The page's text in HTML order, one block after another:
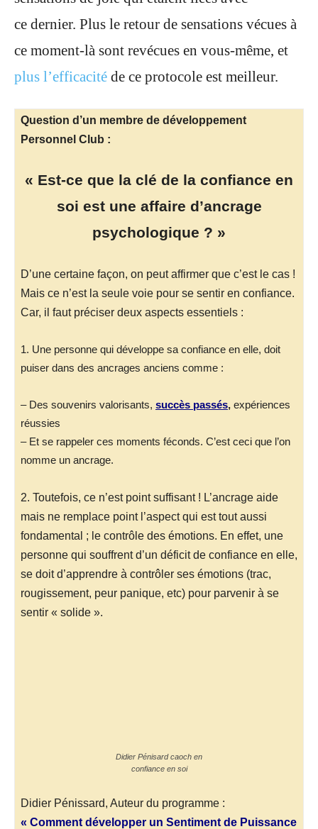
ce dernier. Plus le retour de sensations vécues à
ce moment-là sont revécues en vous-même, et
plus l’efficacité de ce protocole est meilleur.
Question d’un membre de développement
Personnel Club :
« Est-ce que la clé de la confiance en
soi est une affaire d’ancrage
psychologique ? »
D’une certaine façon, on peut affirmer que c’est le cas !
Mais ce n’est la seule voie pour se sentir en confiance.
Car, il faut préciser deux aspects essentiels :
1. Une personne qui développe sa confiance en elle, doit
puiser dans des ancrages anciens comme :
– Des souvenirs valorisants, succès passés, expériences
réussies
– Et se rappeler ces moments féconds. C’est ceci que l’on
nomme un ancrage.
2. Toutefois, ce n’est point suffisant ! L’ancrage aide
mais ne remplace point l’aspect qui est tout aussi
fondamental ; le contrôle des émotions. En effet, une
personne qui souffrent d’un déficit de confiance en elle,
se doit d’apprendre à contrôler ses émotions (trac,
rougissement, peur panique, etc) pour parvenir à se
sentir « solide ».
Didier Pénisard caoch en
confiance en soi
Didier Pénissard, Auteur du programme :
« Comment développer un Sentiment de Puissance